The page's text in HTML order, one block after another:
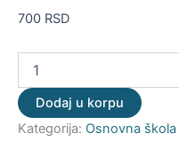
700 RSD
Dodaj u korpu
Kategorija: Osnovna škola